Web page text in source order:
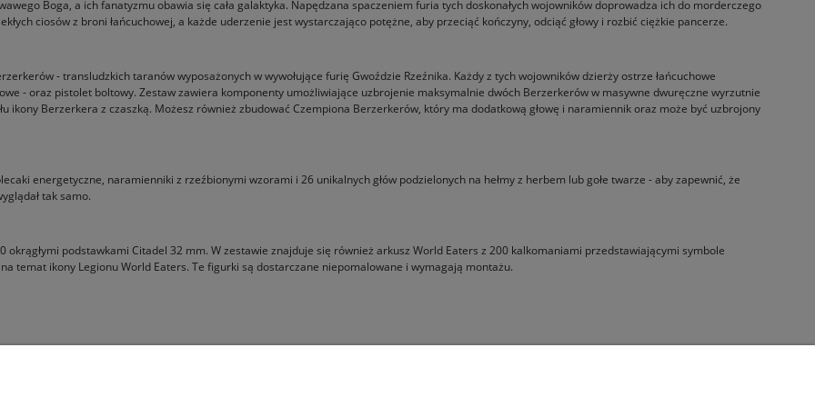
Boga, a ich fanatyzmu obawia się cała galaktyka. Napędzana spaczeniem furia tych doskonałych wojowników doprowadza ich do morderczego
ciosów z broni łańcuchowej, a każde uderzenie jest wystarczająco potężne, aby przeciąć kończyny, odciąć głowy i rozbić ciężkie pancerze.
- transludzkich taranów wyposażonych w wywołujące furię Gwoździe Rzeźnika. Każdy z tych wojowników dzierży ostrze łańcuchowe
- oraz pistolet boltowy. Zestaw zawiera komponenty umożliwiające uzbrojenie maksymalnie dwóch Berzerkerów w masywne dwuręczne wyrzutnie
ikony Berzerkera z czaszką. Możesz również zbudować Czempiona Berzerkerów, który ma dodatkową głowę i naramiennik oraz może być uzbrojony
energetyczne, naramienniki z rzeźbionymi wzorami i 26 unikalnych głów podzielonych na hełmy z herbem lub gołe twarze - aby zapewnić, że
tak samo.
okrągłymi podstawkami Citadel 32 mm. W zestawie znajduje się również arkusz World Eaters z 200 kalkomaniami przedstawiającymi symbole
temat ikony Legionu World Eaters. Te figurki są dostarczane niepomalowane i wymagają montażu.